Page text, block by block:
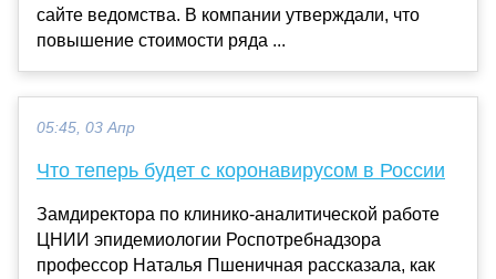
сайте ведомства. В компании утверждали, что
повышение стоимости ряда ...
05:45, 03 Апр
Что теперь будет с коронавирусом в России
Замдиректора по клинико-аналитической работе
ЦНИИ эпидемиологии Роспотребнадзора
профессор Наталья Пшеничная рассказала, как